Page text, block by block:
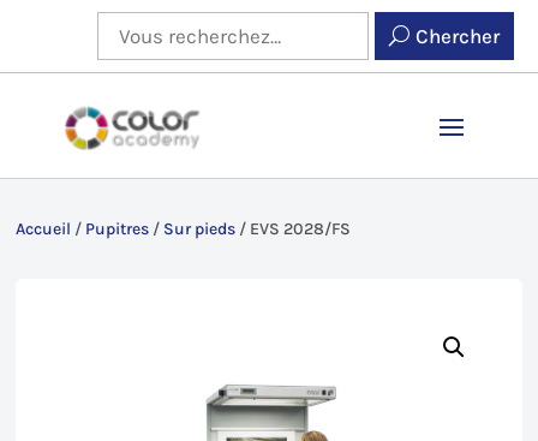
Chercher
Accueil / Pupitres / Sur pieds / EVS 2028/FS